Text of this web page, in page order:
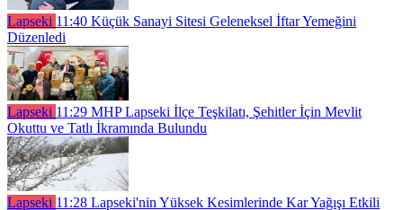
Lapseki 11:40 Küçük Sanayi Sitesi Geleneksel İftar Yemeğini
Düzenledi
Lapseki 11:29 MHP Lapseki İlçe Teşkilatı, Şehitler İçin Mevlit
Okuttu ve Tatlı İkramında Bulundu
Lapseki 11:28 Lapseki'nin Yüksek Kesimlerinde Kar Yağışı Etkili